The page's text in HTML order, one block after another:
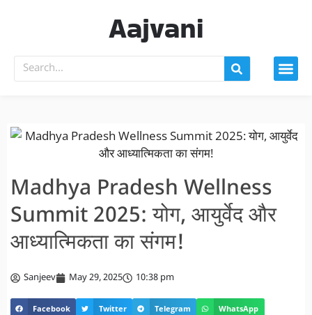
Aajvani
Madhya Pradesh Wellness
Summit 2025: योग, आयुर्वेद और
आध्यात्मिकता का संगम!
Sanjeev May 29, 2025 10:38 pm
Facebook Twitter Telegram WhatsApp